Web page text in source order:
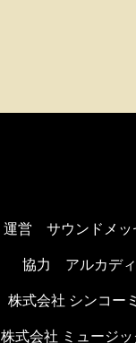
運営 サウンドメ
協力 アルカデ
株式会社 シンコー
株式会社 ミュージ